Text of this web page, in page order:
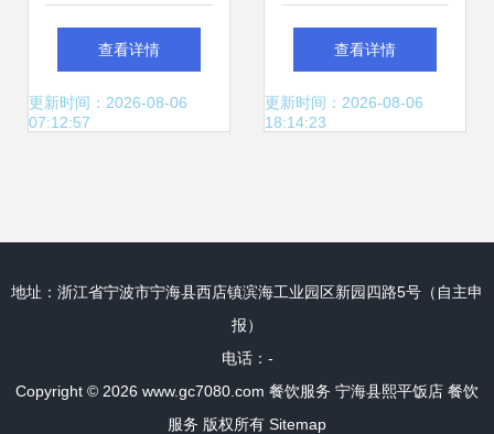
服务中崛起的“中国
销量第一”
查看详情
更新时间：2026-08-06
07:12:57
领航 服务员点菜服
务技巧详解
查看详情
更新时间：2026-08-06
18:14:23
地址：浙江省宁波市宁海县西店镇滨海工业园区新园四路5号（自主申
报）
电话：-
Copyright © 2026 www.gc7080.com 餐饮服务 宁海县熙平饭店 餐饮
服务 版权所有 Sitemap